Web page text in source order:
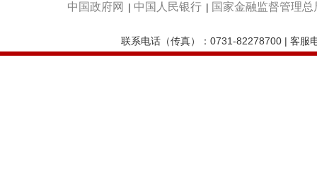
中国政府网 | 中国人民银行 | 国家金融监督管理总
联系电话（传真）：0731-82278700 | 客服